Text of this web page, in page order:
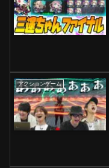
アクションゲーム